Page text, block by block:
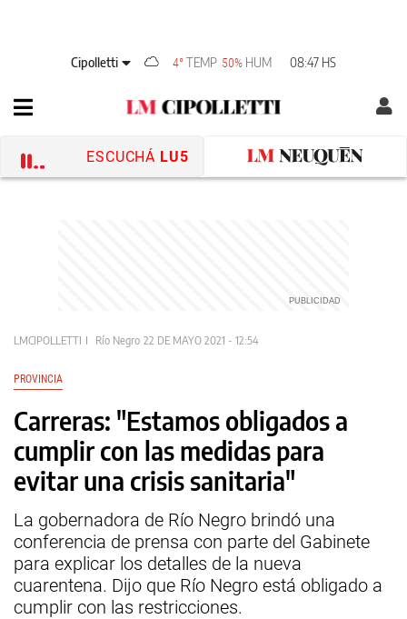
Cipolletti 4°TEMP 50% HUM 08:47 HS
ESCUCHÁ LU5
LMCIPOLLETTI Río Negro 22 DE MAYO 2021 - 12:54
PROVINCIA
Carreras: "Estamos obligados a
cumplir con las medidas para
evitar una crisis sanitaria"
La gobernadora de Río Negro brindó una
conferencia de prensa con parte del Gabinete
para explicar los detalles de la nueva
cuarentena. Dijo que Río Negro está obligado a
cumplir con las restricciones.